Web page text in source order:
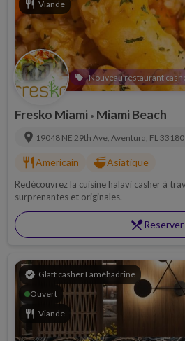
restaurant Viande
local_offer Nouveau restaurant
Fresko Miami • Miami Beach
location_on 19048 NE 29th Ave, Aventura, FL 33180
restaurant Americain ramen_diningAsiatique
Redécouvrez la cuisine halavi casher à
surprenantes et originales.
restaurant_menuReserver
verified Glatt casher Laméhadrine
Ouvert
restaurant Viande